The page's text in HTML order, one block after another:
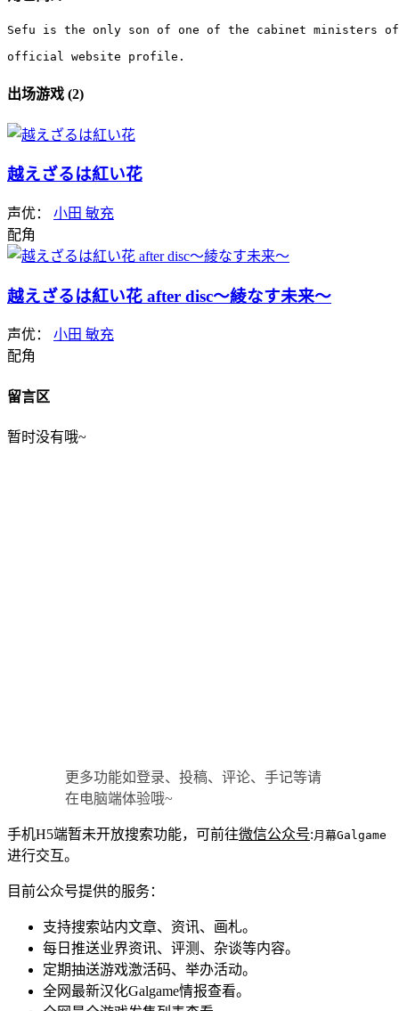
Sefu is the only son of one of the cabinet ministers
official website profile.
出场游戏 (2)
越えざるは紅い花
声优： 小田 敏充
配角
越えざるは紅い花 after disc～綾なす未来～
声优： 小田 敏充
配角
留言区
暂时没有哦~
更多功能如登录、投稿、评论、手记等请
在电脑端体验哦~
手机H5端暂未开放搜索功能，可前往微信公众号:月幕Galgame
进行交互。
目前公众号提供的服务：
支持搜索站内文章、资讯、画札。
每日推送业界资讯、评测、杂谈等内容。
定期抽送游戏激活码、举办活动。
全网最新汉化Galgame情报查看。